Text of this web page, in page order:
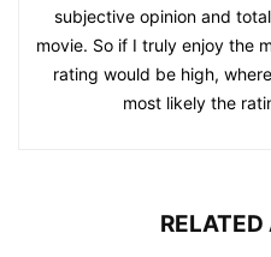
subjective opinion and
movie. So if I truly enjoy the
rating would be high,
most likely the